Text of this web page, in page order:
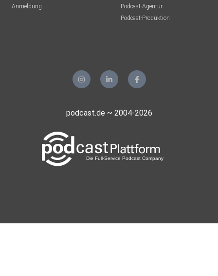
Anmeldung
Podcast-Agentur
Podcast-Produktion
podcast.de ~ 2004-2026